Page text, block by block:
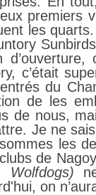
premiers
les
c’était
du
de les
de nous,
Je ne
les
de
Wolfdogs)
on